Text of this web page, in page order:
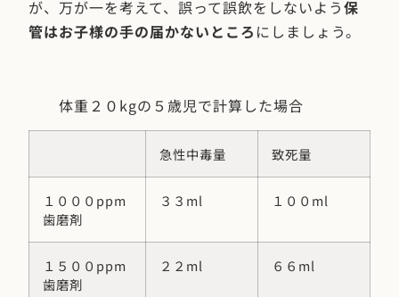
が、万が一を考えて、誤って誤飲をしないよう保
管はお子様の手の届かないところ にしましょう。
体重２０kgの５歳児で計算した場合
急性中毒量 致死量
１０００ppm
歯磨剤
３３ml １００ml
１５００ppm
歯磨剤
２２ml ６６ml